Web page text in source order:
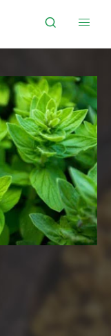
 